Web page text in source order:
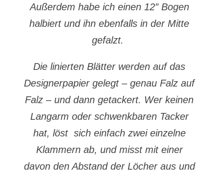
Außerdem habe ich einen 12″ Bogen
halbiert und ihn ebenfalls in der Mitte
gefalzt.
Die linierten Blätter werden auf das
Designerpapier gelegt – genau Falz auf
Falz – und dann getackert. Wer keinen
Langarm oder schwenkbaren Tacker
hat, löst sich einfach zwei einzelne
Klammern ab, und misst mit einer
davon den Abstand der Löcher aus und